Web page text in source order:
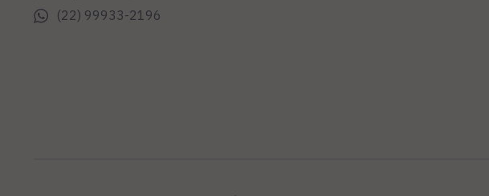
(22) 99933-2196